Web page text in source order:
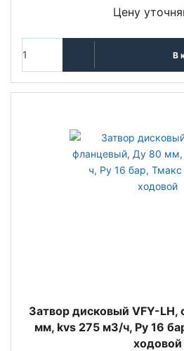
Цену
В
Затвор дисковый VFY-
мм, kvs 275 м3/ч, Py 16
ходовой